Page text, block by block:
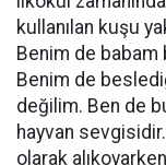
kullanılan kuşu
Benim de
Benim de
değilim. Ben de
hayvan
olarak